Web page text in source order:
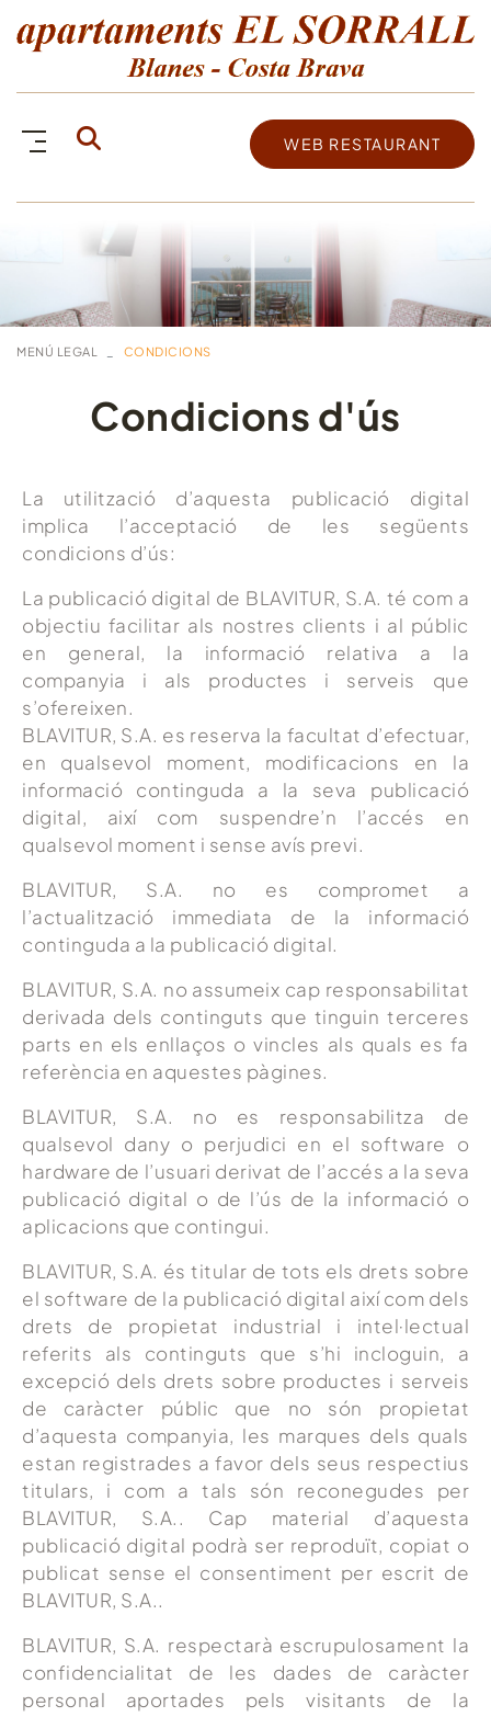
WEB RESTAURANT
MENÚ LEGAL CONDICIONS
Condicions d'ús
La utilització d’aquesta publicació digital
implica l’acceptació de les següents
condicions d’ús:
La publicació digital de BLAVITUR, S.A. té com a
objectiu facilitar als nostres clients i al públic
en general, la informació relativa a la
companyia i als productes i serveis que
s’ofereixen.
BLAVITUR, S.A. es reserva la facultat d’efectuar,
en qualsevol moment, modificacions en la
informació continguda a la seva publicació
digital, així com suspendre’n l’accés en
qualsevol moment i sense avís previ.
BLAVITUR, S.A. no es compromet a
l’actualització immediata de la informació
continguda a la publicació digital.
BLAVITUR, S.A. no assumeix cap responsabilitat
derivada dels continguts que tinguin terceres
parts en els enllaços o vincles als quals es fa
referència en aquestes pàgines.
BLAVITUR, S.A. no es responsabilitza de
qualsevol dany o perjudici en el software o
hardware de l’usuari derivat de l’accés a la seva
publicació digital o de l’ús de la informació o
aplicacions que contingui.
BLAVITUR, S.A. és titular de tots els drets sobre
el software de la publicació digital així com dels
drets de propietat industrial i intel·lectual
referits als continguts que s’hi incloguin, a
excepció dels drets sobre productes i serveis
de caràcter públic que no són propietat
d’aquesta companyia, les marques dels quals
estan registrades a favor dels seus respectius
titulars, i com a tals són reconegudes per
BLAVITUR, S.A.. Cap material d’aquesta
publicació digital podrà ser reproduït, copiat o
publicat sense el consentiment per escrit de
BLAVITUR, S.A..
BLAVITUR, S.A. respectarà escrupulosament la
confidencialitat de les dades de caràcter
personal aportades pels visitants de la